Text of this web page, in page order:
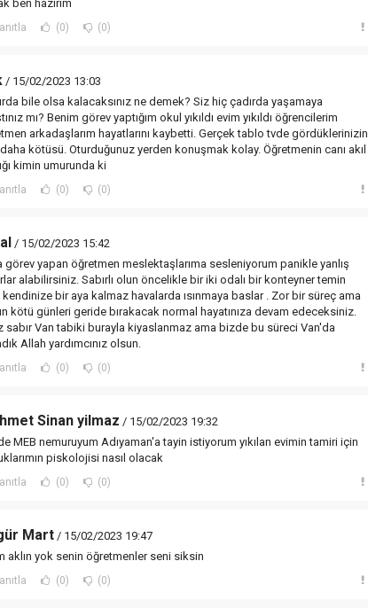
ben hazırım
(0) (0)
/ 15/02/2023 13:03
bile olsa kalacaksınız ne demek? Siz hiç çadırda yaşamaya
mı? Benim görev yaptığım okul yıkıldı evim yıkıldı öğrencilerim
arkadaşlarım hayatlarını kaybetti. Gerçek tablo tvde gördüklerinizin
kötüsü. Oturduğunuz yerden konuşmak kolay. Öğretmenin canı akıl
kimin umurunda ki
(0) (0)
/ 15/02/2023 15:42
görev yapan öğretmen meslektaşlarıma sesleniyorum panikle yanlış
alabilirsiniz. Sabırlı olun öncelikle bir iki odalı bir konteyner temin
bir aya kalmaz havalarda ısınmaya baslar . Zor bir süreç ama
kötü günleri geride bırakacak normal hayatınıza devam edeceksiniz.
sabır Van tabiki burayla kiyaslanmaz ama bizde bu süreci Van'da
Allah yardımcınız olsun.
(0) (0)
Sinan yilmaz / 15/02/2023 19:32
MEB nemuruyum Adıyaman'a tayin istiyorum yıkılan evimin tamiri için
piskolojisi nasıl olacak
(0) (0)
Mart / 15/02/2023 19:47
aklın yok senin öğretmenler seni siksin
(0) (0)